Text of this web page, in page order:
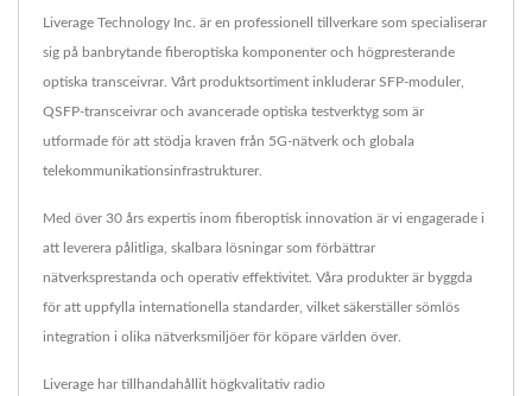
Liverage Technology Inc. är en professionell tillverkare som specialiserar
sig på banbrytande fiberoptiska komponenter och högpresterande
optiska transceivrar. Vårt produktsortiment inkluderar SFP-moduler,
QSFP-transceivrar och avancerade optiska testverktyg som är
utformade för att stödja kraven från 5G-nätverk och globala
telekommunikationsinfrastrukturer.
Med över 30 års expertis inom fiberoptisk innovation är vi engagerade i
att leverera pålitliga, skalbara lösningar som förbättrar
nätverksprestanda och operativ effektivitet. Våra produkter är byggda
för att uppfylla internationella standarder, vilket säkerställer sömlös
integration i olika nätverksmiljöer för köpare världen över.
Liverage har tillhandahållit högkvalitativ radio